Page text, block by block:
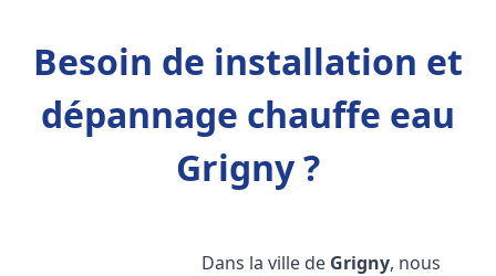
Besoin de installation et
dépannage chauffe eau
Grigny ?
Dans la ville de Grigny, nous